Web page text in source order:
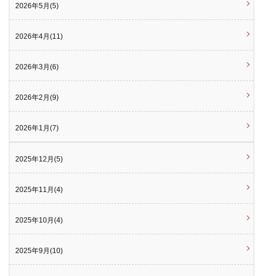
2026年5月(5)
2026年4月(11)
2026年3月(6)
2026年2月(9)
2026年1月(7)
2025年12月(5)
2025年11月(4)
2025年10月(4)
2025年9月(10)